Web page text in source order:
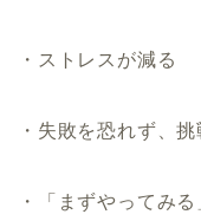
・ストレスが減る
・失敗を恐れず、
・「まずやってみ